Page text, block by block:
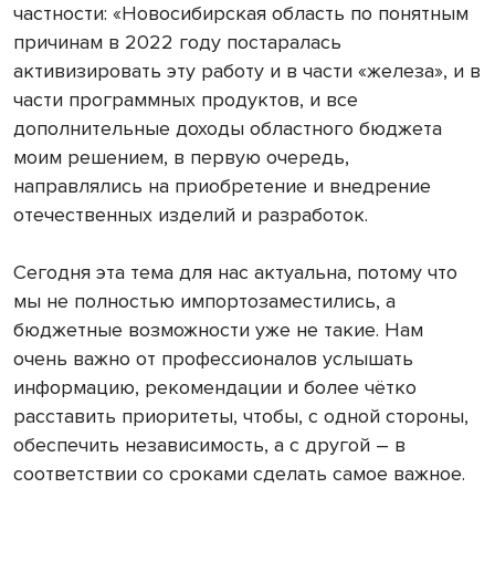
частности: «Новосибирская область по понятным
причинам в 2022 году постаралась
активизировать эту работу и в части «железа», и в
части программных продуктов, и все
дополнительные доходы областного бюджета
моим решением, в первую очередь,
направлялись на приобретение и внедрение
отечественных изделий и разработок.
Сегодня эта тема для нас актуальна, потому что
мы не полностью импортозаместились, а
бюджетные возможности уже не такие. Нам
очень важно от профессионалов услышать
информацию, рекомендации и более чётко
расставить приоритеты, чтобы, с одной стороны,
обеспечить независимость, а с другой – в
соответствии со сроками сделать самое важное.